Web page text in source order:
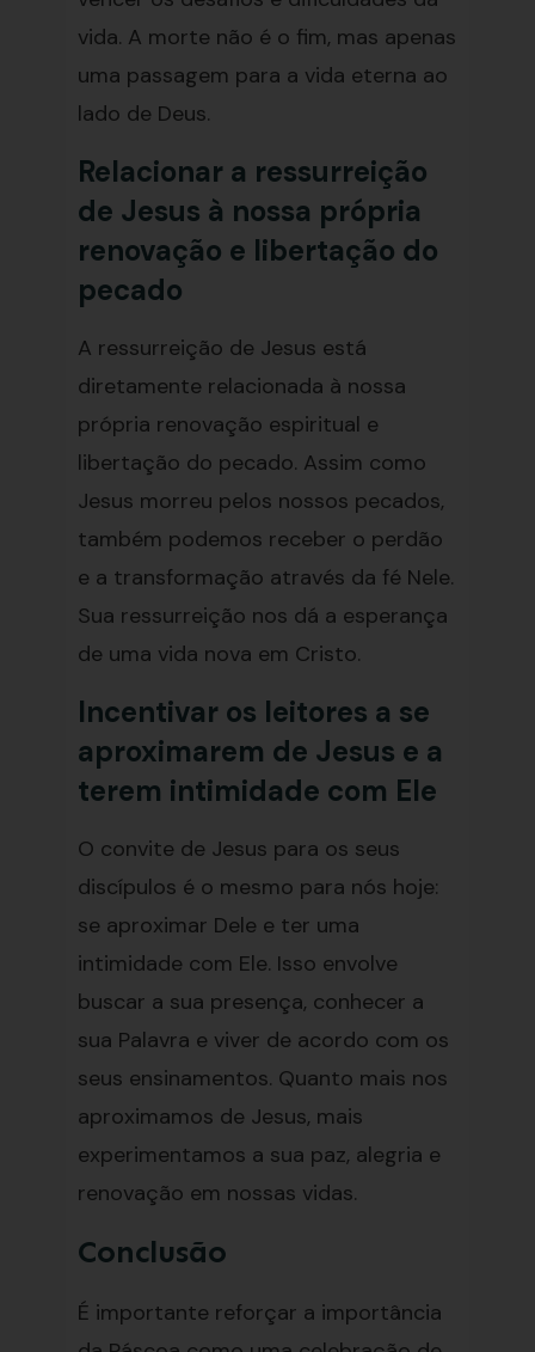
vida. A morte não é o fim, mas apenas
uma passagem para a vida eterna ao
lado de Deus.
Relacionar a ressurreição
de Jesus à nossa própria
renovação e libertação do
pecado
A ressurreição de Jesus está
diretamente relacionada à nossa
própria renovação espiritual e
libertação do pecado. Assim como
Jesus morreu pelos nossos pecados,
também podemos receber o perdão
e a transformação através da fé Nele.
Sua ressurreição nos dá a esperança
de uma vida nova em Cristo.
Incentivar os leitores a se
aproximarem de Jesus e a
terem intimidade com Ele
O convite de Jesus para os seus
discípulos é o mesmo para nós hoje:
se aproximar Dele e ter uma
intimidade com Ele. Isso envolve
buscar a sua presença, conhecer a
sua Palavra e viver de acordo com os
seus ensinamentos. Quanto mais nos
aproximamos de Jesus, mais
experimentamos a sua paz, alegria e
renovação em nossas vidas.
Conclusão
É importante reforçar a importância